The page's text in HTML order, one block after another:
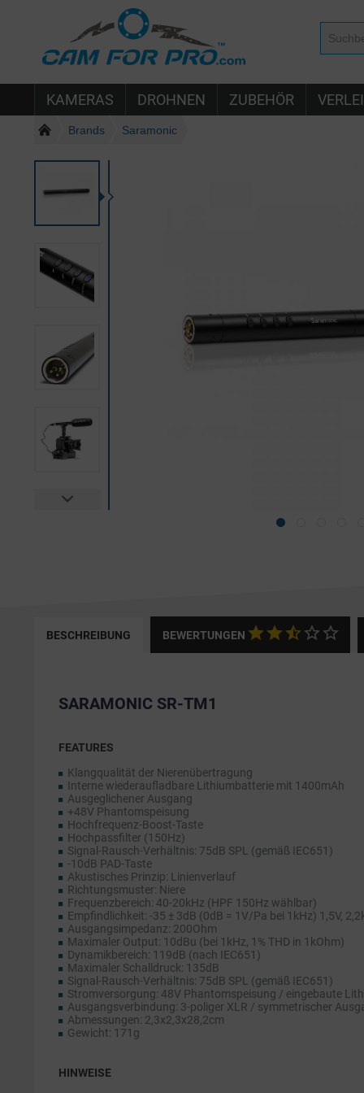
KAMERAS DROHNEN ZUBEHÖR
Brands Saramonic
BESCHREIBUNG BEWERTUNGEN
SARAMONIC SR-TM1
FEATURES
Klangqualität der Nierenübertragung
Interne wiederaufladbare Lithiumbatterie mit 1400mAh
Ausgeglichener Ausgang
+48V Phantomspeisung
Hochfrequenz-Boost-Taste
Hochpassfilter (150Hz)
Signal-Rausch-Verhältnis: 75dB SPL (gemäß IEC651)
-10dB PAD-Taste
Akustisches Prinzip: Linienverlauf
Richtungsmuster: Niere
Frequenzbereich: 40-20kHz (HPF 150Hz wählbar)
Empfindlichkeit: -35 ± 3dB (0dB = 1V/Pa bei 1kHz) 1,5V,
Ausgangsimpedanz: 200Ohm
Maximaler Output: 10dBu (bei 1kHz, 1% THD in 1kOhm)
Dynamikbereich: 119dB (nach IEC651)
Maximaler Schalldruck: 135dB
Signal-Rausch-Verhältnis: 75dB SPL (gemäß IEC651)
Stromversorgung: 48V Phantomspeisung / eingebaute
Ausgangsverbindung: 3-poliger XLR / symmetrischer
Abmessungen: 2,3x2,3x28,2cm
Gewicht: 171g
HINWEISE